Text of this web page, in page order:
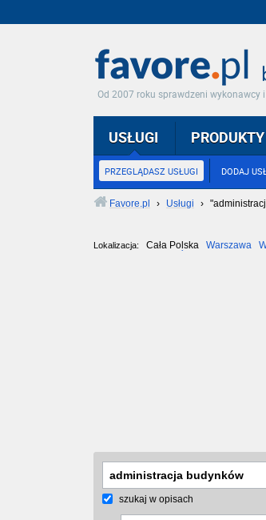
Od 2007 roku sprawdzeni wykonawcy
USŁUGI
PRZEGLĄDASZ USŁUGI DODAJ
PRODUKTY
Favore.pl › Usługi ›
Lokalizacja: Cała Polska Warszawa
szukaj w opisach